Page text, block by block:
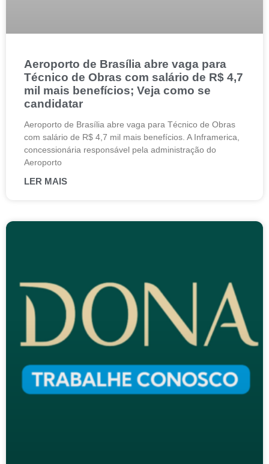
Aeroporto de Brasília abre vaga para
Técnico de Obras com salário de R$ 4,7
mil mais benefícios; Veja como se
candidatar
Aeroporto de Brasília abre vaga para Técnico de Obras
com salário de R$ 4,7 mil mais benefícios. A Inframerica,
concessionária responsável pela administração do
Aeroporto
LER MAIS